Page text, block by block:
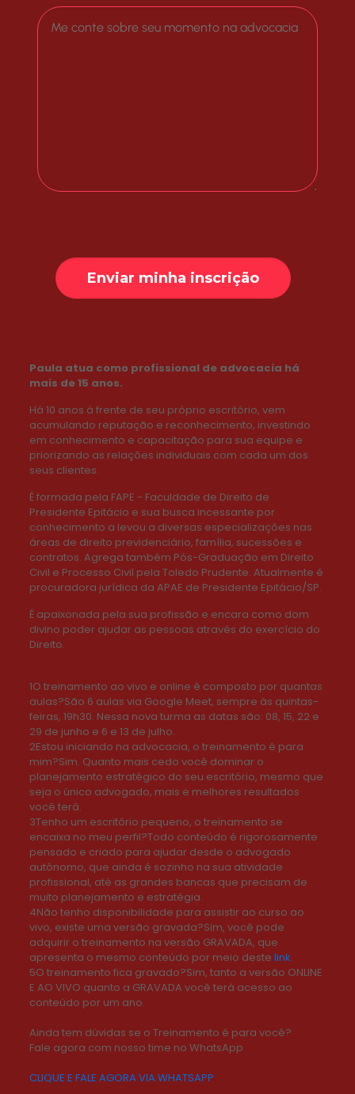
Paula atua como profissional de advocacia há
mais de 15 anos.
Há 10 anos à frente de seu próprio escritório, vem
acumulando reputação e reconhecimento, investindo
em conhecimento e capacitação para sua equipe e
priorizando as relações individuais com cada um dos
seus clientes.
É formada pela FAPE - Faculdade de Direito de
Presidente Epitácio e sua busca incessante por
conhecimento a levou a diversas especializações nas
áreas de direito previdenciário, família, sucessões e
contratos. Agrega também Pós-Graduação em Direito
Civil e Processo Civil pela Toledo Prudente. Atualmente é
procuradora jurídica da APAE de Presidente Epitácio/SP.
É apaixonada pela sua profissão e encara como dom
divino poder ajudar as pessoas através do exercício do
Direito.
1O treinamento ao vivo e online é composto por quantas
aulas?São 6 aulas via Google Meet, sempre às quintas-
feiras, 19h30. Nessa nova turma as datas são: 08, 15, 22 e
29 de junho e 6 e 13 de julho.
2Estou iniciando na advocacia, o treinamento é para
mim?Sim. Quanto mais cedo você dominar o
planejamento estratégico do seu escritório, mesmo que
seja o único advogado, mais e melhores resultados
você terá.
3Tenho um escritório pequeno, o treinamento se
encaixa no meu perfil?Todo conteúdo é rigorosamente
pensado e criado para ajudar desde o advogado
autônomo, que ainda é sozinho na sua atividade
profissional, até as grandes bancas que precisam de
muito planejamento e estratégia.
4Não tenho disponibilidade para assistir ao curso ao
vivo, existe uma versão gravada?Sim, você pode
adquirir o treinamento na versão GRAVADA, que
apresenta o mesmo conteúdo por meio deste link.
5O treinamento fica gravado?Sim, tanto a versão ONLINE
E AO VIVO quanto a GRAVADA você terá acesso ao
conteúdo por um ano.
Ainda tem dúvidas se o Treinamento é para você?
Fale agora com nosso time no WhatsApp
CLIQUE E FALE AGORA VIA WHATSAPP